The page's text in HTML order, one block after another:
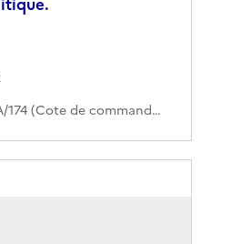
1460INVA/174 (Cote de commande)